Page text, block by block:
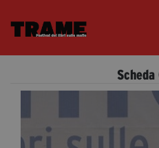
Trame.15